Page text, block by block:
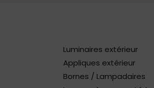
Luminaires extérieur
Appliques extérieur
Bornes / Lampadaires